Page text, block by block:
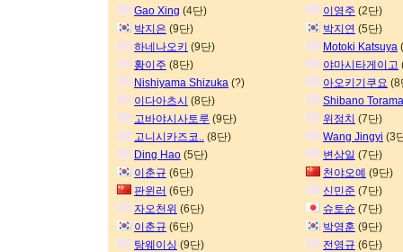
Gao Xing (4단) 이영주 (2단)
박지은 (9단) 박지연 (5단)
하네나오키 (9단) Motoki Katsuya
황이주 (8단) 야마시타게이고
Nishiyama Shizuka (?) 아오키기쿠요 (8
이다아츠시 (8단)
Shibano
고바야시사토루 (9단) 위정치 (7단)
고니시카즈코.. (8단) Wang Jingyi (3
Ding Hao (5단) 변상일 (7단)
이춘규 (6단) 천야오예 (9단)
판윈러 (6단) 신민준 (7단)
자오천위 (6단) 슈토슌 (7단)
이춘규 (6단) 박영훈 (9단)
탕웨이싱 (9단) 전영규 (6단)